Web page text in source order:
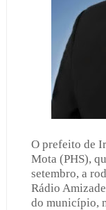
O prefeito de
Mota (PHS),
setembro, a
Rádio
do município,